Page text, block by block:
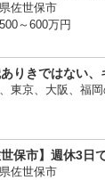
佐世保市
～600万円
りきではない
東京、大阪、福
世保市】週休3
佐世保市